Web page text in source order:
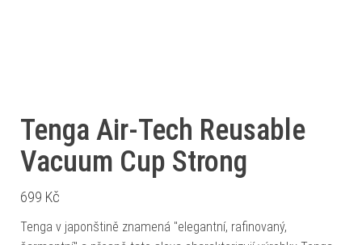
Tenga Air-Tech Reusable
Vacuum Cup Strong
699 Kč
Tenga v japonštině znamená "elegantní, rafinovaný,